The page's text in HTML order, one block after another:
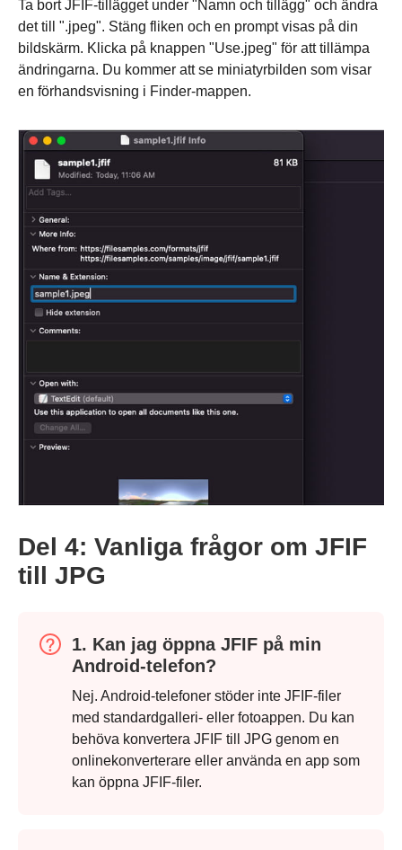
Ta bort JFIF-tillägget under "Namn och tillägg" och ändra
det till ".jpeg". Stäng fliken och en prompt visas på din
bildskärm. Klicka på knappen "Use.jpeg" för att tillämpa
ändringarna. Du kommer att se miniatyrbilden som visar
en förhandsvisning i Finder-mappen.
Del 4: Vanliga frågor om JFIF
till JPG
1. Kan jag öppna JFIF på min
Android-telefon?
Nej. Android-telefoner stöder inte JFIF-filer
med standardgalleri- eller fotoappen. Du kan
behöva konvertera JFIF till JPG genom en
onlinekonverterare eller använda en app som
kan öppna JFIF-filer.